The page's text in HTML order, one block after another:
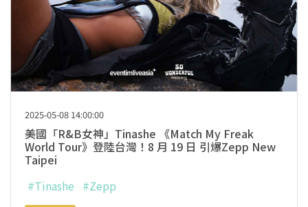
2025-05-08 14:00:00
美國「R&B女神」Tinashe 《Match My Freak
World Tour》登陸台灣！8 月 19 日 引爆Zepp New
Taipei
#Tinashe #Zepp